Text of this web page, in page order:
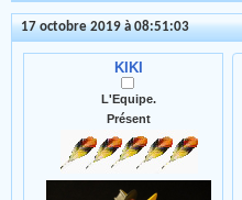
17 octobre 2019 à 08:51:03
KIKI
L'Equipe.
Présent